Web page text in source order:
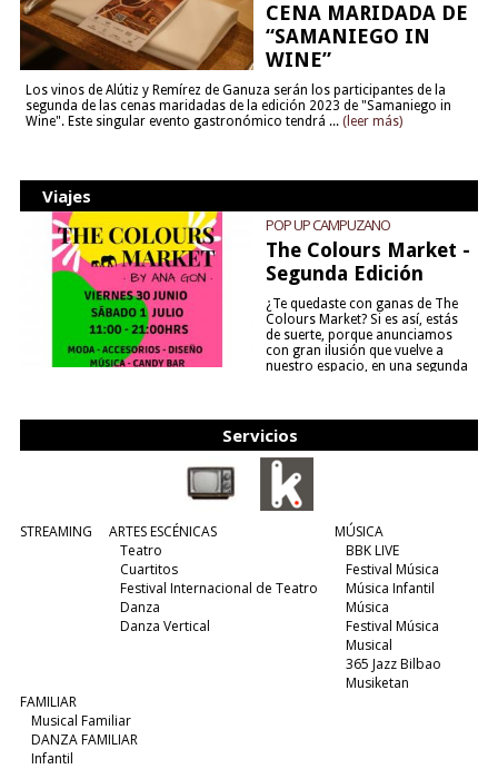
CENA MARIDADA DE
“SAMANIEGO IN
WINE”
Los vinos de Alútiz y Remírez de Ganuza serán los participantes de la
segunda de las cenas maridadas de la edición 2023 de "Samaniego in
Wine". Este singular evento gastronómico tendrá ... (leer más)
Viajes
POP UP CAMPUZANO
The Colours Market -
Segunda Edición
¿Te quedaste con ganas de The
Colours Market? Si es así, estás
de suerte, porque anunciamos
con gran ilusión que vuelve a
nuestro espacio, en una segunda
Servicios
STREAMING
ARTES ESCÉNICAS
Teatro
Cuartitos
Festival Internacional de Teatro
Danza
Danza Vertical
MÚSICA
BBK LIVE
Festival Música
Música Infantil
Música
Festival Música
Musical
365 Jazz Bilbao
Musiketan
FAMILIAR
Musical Familiar
DANZA FAMILIAR
Infantil